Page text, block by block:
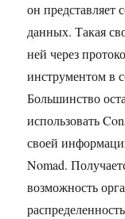
он
данных. Такая
ней через
инструментом в
Большинство
использовать
своей
Nomad.
возможность